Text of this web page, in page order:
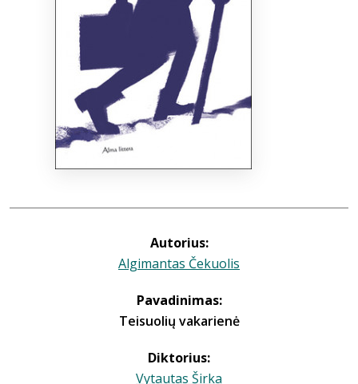
Autorius:
Algimantas Čekuolis
Pavadinimas:
Teisuolių vakarienė
Diktorius:
Vytautas Širka